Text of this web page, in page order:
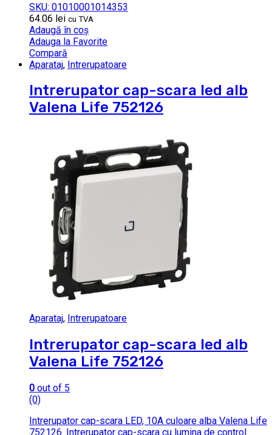
SKU: 01010001014353
64.06 lei cu TVA
Adaugă în coș
Adauga la Favorite
Compară
Aparataj, Intrerupatoare
Intrerupator cap-scara led alb
Valena Life 752126
Aparataj, Intrerupatoare
Intrerupator cap-scara led alb
Valena Life 752126
0 out of 5
(0)
Intrerupator cap-scara LED, 10A culoare alba Valena Life
752126. Intrerupator cap-scara cu lumina de control